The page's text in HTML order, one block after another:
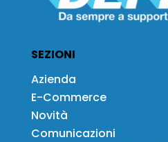
SEZIONI
Azienda
E-Commerce
Novità
Comunicazioni